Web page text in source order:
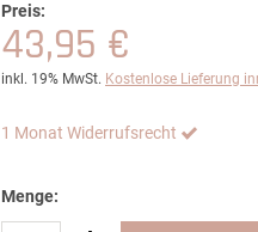
Preis:
43,95 €
inkl. 19% MwSt. Kostenlose Lieferung
1 Monat Widerrufsrecht
Menge: